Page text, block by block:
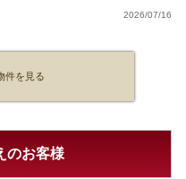
2026/07/16
件を見る
のお客様